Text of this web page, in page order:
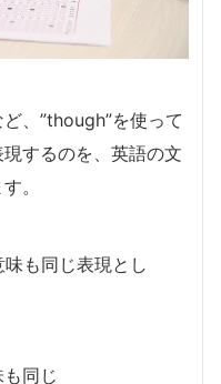
、”though”を使って
するのを、英語の文
。
も同じ表現とし
同じ